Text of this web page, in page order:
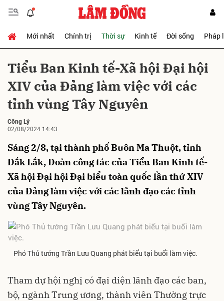
Mới nhất Chính trị Thời sự Kinh tế Đời sống Pháp
Tiểu Ban Kinh tế-Xã hội Đại hội
XIV của Đảng làm việc với các
tỉnh vùng Tây Nguyên
Công Lý
02/08/2024 14:43
Sáng 2/8, tại thành phố Buôn Ma Thuột, tỉnh
Đắk Lắk, Đoàn công tác của Tiểu Ban Kinh tế-
Xã hội Đại hội Đại biểu toàn quốc lần thứ XIV
của Đảng làm việc với các lãnh đạo các tỉnh
vùng Tây Nguyên.
Phó Thủ tướng Trần Lưu Quang phát biểu tại buổi làm việc.
Tham dự hội nghị có đại diện lãnh đạo các ban,
bộ, ngành Trung ương, thành viên Thường trực
Gửi bình luận
Hủy Gửi